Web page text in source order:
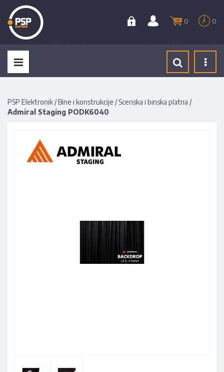
0 0
PSP Elektronik /Bine i konstrukcije / Scenska i binska platna /
Admiral Staging PODK6040